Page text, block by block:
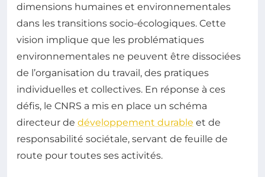
dimensions humaines et environnementales
dans les transitions socio-écologiques. Cette
vision implique que les problématiques
environnementales ne peuvent être dissociées
de l’organisation du travail, des pratiques
individuelles et collectives. En réponse à ces
défis, le CNRS a mis en place un schéma
directeur de développement durable et de
responsabilité sociétale, servant de feuille de
route pour toutes ses activités.